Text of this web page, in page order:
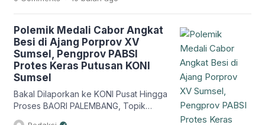
Pengurus Provinsi Persatuan Angkat
Besi Seluruh Indonesia (Pengprov
PABSI) Sumsel bersama sembilan
Pengurus Cabang (Pengcab)
kabupaten/kota. Dalam pernyataan
resmi yang dirilis, Pengprov PABSI
menegaskan bahwa […]
Polemik Medali Cabor Angkat
Besi di Ajang Porprov XV
Sumsel, Pengprov PABSI
Protes Keras Putusan KONI
Sumsel
Bakal Dilaporkan ke KONI Pusat Hingga
Proses BAORI PALEMBANG, Topik
Sumsel — Keputusan KONI Sumsel